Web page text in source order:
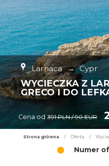
Larnaca → Cypr
WYCIECZKA Z
GRECO I DO
Cena od 391 PLN / 90 EUR
Strona główna / Oferta /
Numer